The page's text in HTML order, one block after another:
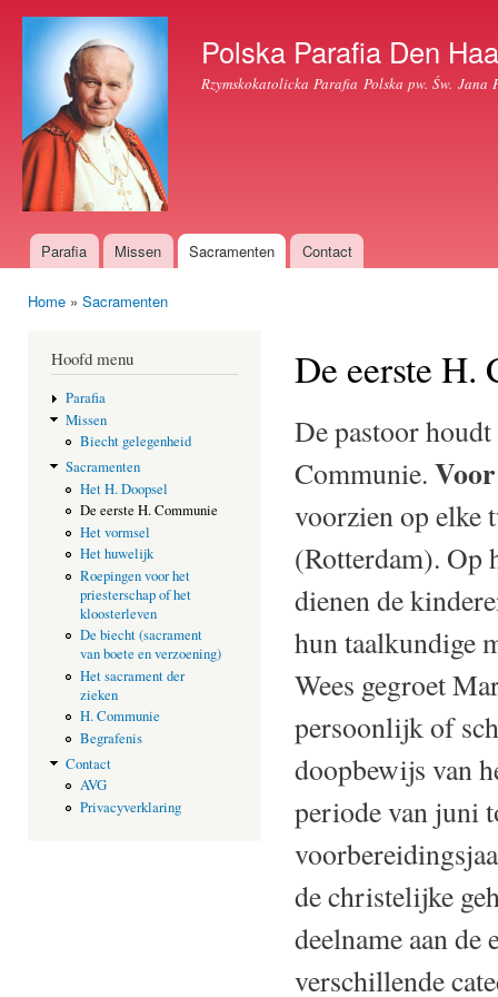
de
Polska Parafia Den
Rzymskokatolicka Parafia Polska pw. Św. Jana
Hoofdmenu
Parafia Missen Sacramenten Contact
Home » Sacramenten
Hoofd menu
Parafia
Missen
Biecht gelegenheid
Sacramenten
Het H. Doopsel
De eerste H. Communie
Het vormsel
Het huwelijk
Roepingen voor het
priesterschap of het
kloosterleven
De biecht (sacrament
van boete en verzoening)
Het sacrament der
zieken
H. Communie
Begrafenis
Contact
AVG
Privacyverklaring
De eerste H.
De pastoor
Communie.
voorzien op elke
(Rotterdam). Op
dienen de
hun taalkundige
Wees gegroet
persoonlijk of
doopbewijs van
periode van juni
de christelijke
deelname aan
verschillende